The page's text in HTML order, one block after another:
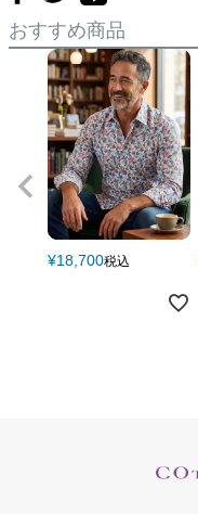
おすすめ商品
¥18,700税込